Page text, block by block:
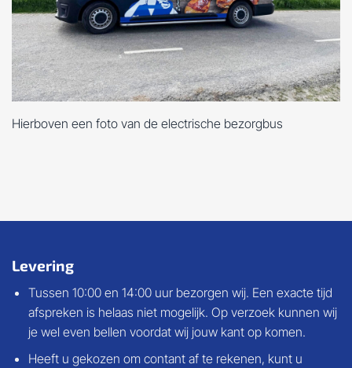
Hierboven een foto van de electrische bezorgbus
Levering
Tussen 10:00 en 14:00 uur bezorgen wij. Een exacte tijd
afspreken is helaas niet mogelijk. Op verzoek kunnen wij
je wel even bellen voordat wij jouw kant op komen.
Heeft u gekozen om contant af te rekenen, kunt u